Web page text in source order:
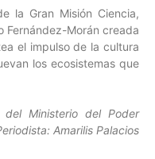
la Gran Misión Ciencia,
Fernández-Morán creada
el impulso de la cultura
los ecosistemas que
del Ministerio del Poder
Amarilis Palacios